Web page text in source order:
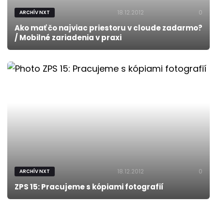
ARCHÍV NXT 18.12.2012 0
Ako mať čo najviac priestoru v cloude zadarmo?
/ Mobilné zariadenia v praxi
ARCHÍV NXT 18.12.2012 0
ZPS 15: Pracujeme s kópiami fotografií